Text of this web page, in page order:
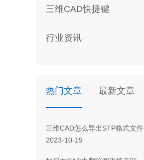
三维CAD快捷键
行业资讯
热门文章 最新文章
三维CAD怎么导出STP格式文件
2023-10-19